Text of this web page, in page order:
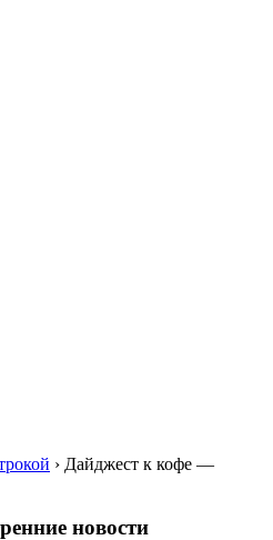
› Дайджест к кофе —
новости